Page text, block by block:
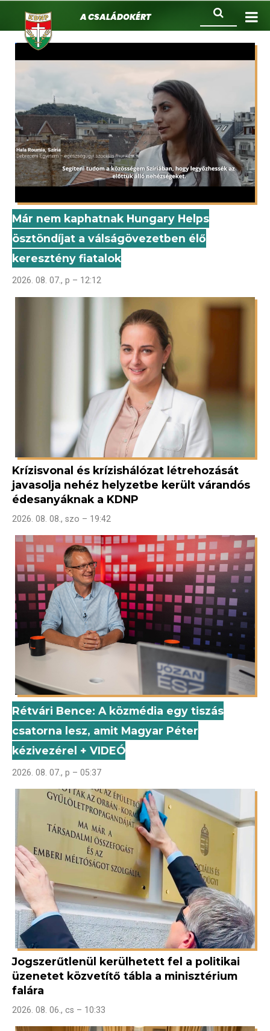
tartalomra
KDNPA családokért.
Már nem kaphatnak Hungary Helps
ösztöndíjat a válságövezetben élő
keresztény fiatalok
2026. 08. 07., p – 12:12
Krízisvonal és krízishálózat létrehozását
javasolja nehéz helyzetbe került várandós
édesanyáknak a KDNP
2026. 08. 08., szo – 19:42
Rétvári Bence: A közmédia egy tiszás
csatorna lesz, amit Magyar Péter
kézivezérel + VIDEÓ
2026. 08. 07., p – 05:37
Jogszerűtlenül kerülhetett fel a politikai
üzenetet közvetítő tábla a minisztérium
falára
2026. 08. 06., cs – 10:33